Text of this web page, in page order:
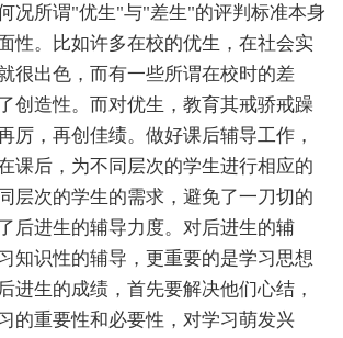
况所谓"优生"与"差生"的评判标准本身
性。比如许多在校的优生，在社会实
很出色，而有一些所谓在校时的差
创造性。而对优生，教育其戒骄戒躁
厉，再创佳绩。做好课后辅导工作，
课后，为不同层次的学生进行相应的
层次的学生的需求，避免了一刀切的
后进生的辅导力度。对后进生的辅
知识性的辅导，更重要的是学习思想
进生的成绩，首先要解决他们心结，
的重要性和必要性，对学习萌发兴